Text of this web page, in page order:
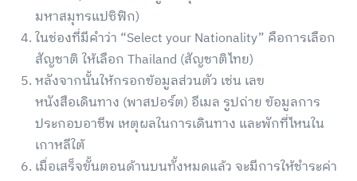
มหาสมุทรแปซิฟิก)
ในช่องที่มีคำว่า “Select your Nationality” คือการเลือก
สัญชาติ ให้เลือก Thailand (สัญชาติไทย)
หลังจากนั้นให้กรอกข้อมูลส่วนตัว เช่น เลข
หนังสือเดินทาง (พาสปอร์ต) อีเมล รูปถ่าย ข้อมูลการ
ประกอบอาชีพ เหตุผลในการเดินทาง และพักที่ไหนใน
เกาหลีใต้
เมื่อเสร็จขั้นตอนด้านบนทั้งหมดแล้ว จะมีการให้ชำระค่า